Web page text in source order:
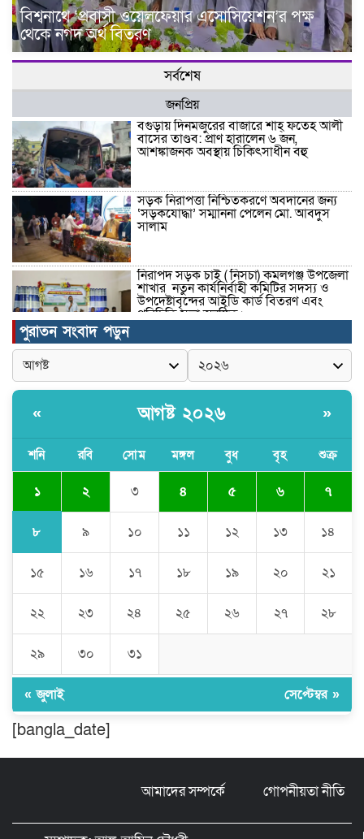
বিশ্বনাথে ‘প্রবাসী ওয়েলফেয়ার এসোসিয়েশন’র পক্ষ
থেকে নগদ অর্থ বিতরণ
সর্বশেষ
জনপ্রিয়
বগুড়ায় দিনমজুরের বাজারে শাহ্ ফতেহ আলী
বাসের তাণ্ডব: প্রাণ হারালেন ৬ জন,
আশঙ্কাজনক অবস্থায় চিকিৎসাধীন বহু
সড়ক নিরাপত্তা নিশ্চিতকরণে অবদানের জন্য
‘সড়কযোদ্ধা’ সম্মাননা পেলেন মো. আবদুস
সালাম
নিরাপদ সড়ক চাই ( নিসচা) কমলগঞ্জ উপজেলা
শাখার নতুন কার্যনির্বাহী কমিটির সদস্য ও
উপদেষ্টাবৃন্দের আইডি কার্ড বিতরণ এবং
পরিচিতি সভা অনুষ্ঠিত।
পত্নীতলা থানা পুলিশের মাদকবিরোধী
অভিযানে আটক ১
বৈষম্য-সন্ত্রাসী-চাঁদাবাজি-দলীয়করণ করতেই
অধ্যক্ষ নজরুল ইসলাম
ঠাকুরগাঁওয়ে ইজিবাইক চোরচক্রের ৩ সদস্য
গ্রেপ্তার, বিপুল পরিমাণ যন্ত্রাংশ উদ্ধার ‎
মুন্সীগঞ্জের টংগীবাড়ীতে ৭ ফুট ৬ ইঞ্চি উচ্চতার
ঘণ্টার পর ঘণ্টা বিদ্যুৎহীন মৌলভীবাজার:
অতিরিক্ত বিলে দিশেহারা গ্রাহক, তীব্র ক্ষোভ
এসোসিয়েশন’র পক্ষ থেকে নগদ অর্থ বিতরণ
গ্রেফতার ১ সিল-স্টাম্প প্যাড জব্দ।
পুরাতন সংবাদ পড়ুন
« আগষ্ট ২০২৬ »
শনি রবি সোম মঙ্গল বুধ বৃহ শুক্র
১ ২ ৩ ৪ ৫ ৬ ৭
৮ ৯ ১০ ১১ ১২ ১৩ ১৪
১৫ ১৬ ১৭ ১৮ ১৯ ২০ ২১
২২ ২৩ ২৪ ২৫ ২৬ ২৭ ২৮
২৯ ৩০ ৩১
« জুলাই সেপ্টেম্বর »
[bangla_date]
আমাদের সম্পর্কে গোপনীয়তা নীতি